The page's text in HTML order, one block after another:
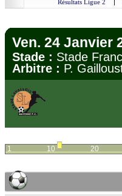
Résultats Ligue 2 |
Ven. 24 Janvier
Stade : Stade
Arbitre : P.
1 10 20